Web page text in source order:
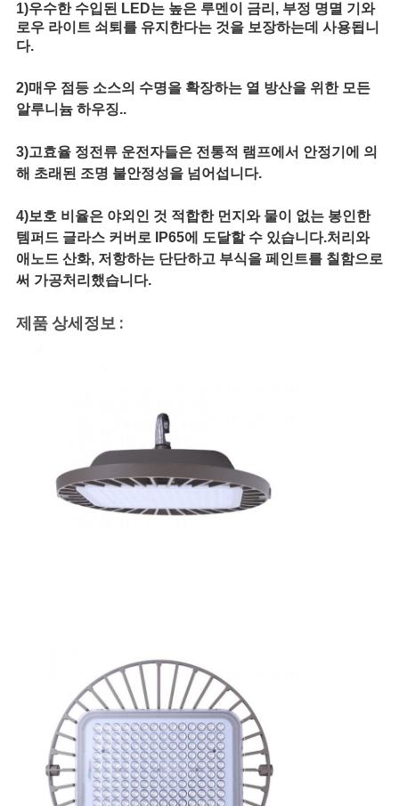
1)우수한 수입된 LED는 높은 루멘이 금리, 부정 명멸 기와
로우 라이트 쇠퇴를 유지한다는 것을 보장하는데 사용됩니
다.
2)매우 점등 소스의 수명을 확장하는 열 방산을 위한 모든
알루니늄 하우징..
3)고효율 정전류 운전자들은 전통적 램프에서 안정기에 의
해 초래된 조명 불안정성을 넘어섭니다.
4)보호 비율은 야외인 것 적합한 먼지와 물이 없는 봉인한
템퍼드 글라스 커버로 IP65에 도달할 수 있습니다.처리와
애노드 산화, 저항하는 단단하고 부식을 페인트를 칠함으로
써 가공처리했습니다.
제품 상세정보 :